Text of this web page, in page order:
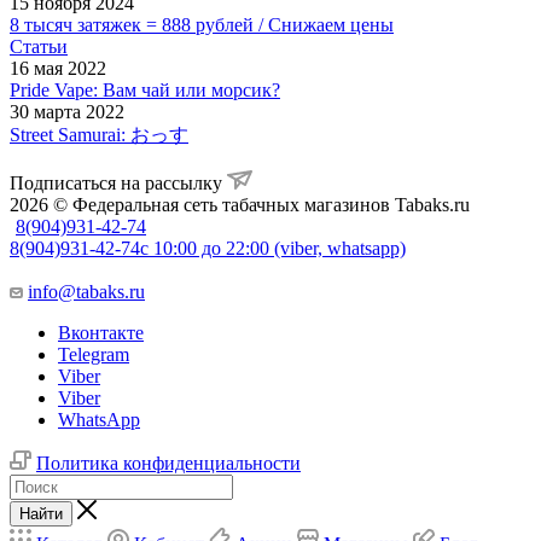
8 тысяч затяжек = 888 рублей / Снижаем цены
Статьи
16 мая 2022
Pride Vape: Вам чай или морсик?
30 марта 2022
Street Samurai: おっす
Подписаться на рассылку
2026 © Федеральная сеть табачных магазинов Tabaks.ru
8(904)931-42-74
8(904)931-42-74с 10:00 до 22:00 (viber, whatsapp)
info@tabaks.ru
Вконтакте
Telegram
Viber
Viber
WhatsApp
Политика конфиденциальности
Найти